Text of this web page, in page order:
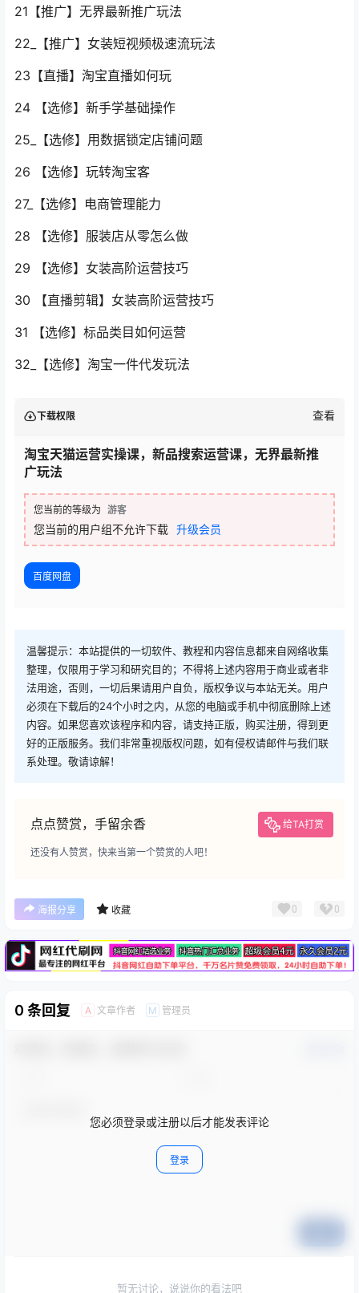
21【推广】无界最新推广玩法
22_【推广】女装短视频极速流玩法
23【直播】淘宝直播如何玩
24 【选修】新手学基础操作
25_【选修】用数据锁定店铺问题
26 【选修】玩转淘宝客
27_【选修】电商管理能力
28 【选修】服装店从零怎么做
29 【选修】女装高阶运营技巧
30 【直播剪辑】女装高阶运营技巧
31 【选修】标品类目如何运营
32_【选修】淘宝一件代发玩法
下载权限 查看
淘宝天猫运营实操课，新品搜索运营课，无界最新推
广玩法
您当前的等级为 游客
您当前的用户组不允许下载 升级会员
百度网盘
温馨提示：本站提供的一切软件、教程和内容信息都来自网络收集
整理，仅限用于学习和研究目的；不得将上述内容用于商业或者非
法用途，否则，一切后果请用户自负，版权争议与本站无关。用户
必须在下载后的24个小时之内，从您的电脑或手机中彻底删除上述
内容。如果您喜欢该程序和内容，请支持正版，购买注册，得到更
好的正版服务。我们非常重视版权问题，如有侵权请邮件与我们联
系处理。敬请谅解！
点点赞赏，手留余香 给TA打赏
还没有人赞赏，快来当第一个赞赏的人吧！
海报分享 收藏 0 0
广告
0 条回复 A 文章作者 M 管理员
您必须登录或注册以后才能发表评论
登录
暂无讨论，说说你的看法吧